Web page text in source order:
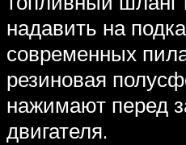
надавить на
современных
резиновая
нажимают перед
двигателя.